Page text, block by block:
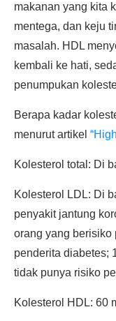
makanan yang kita
mentega, dan keju
masalah. HDL
kembali ke hati,
penumpukan
Berapa kadar
menurut artikel
Kolesterol total: Di
Kolesterol LDL: Di
penyakit jantung
orang yang berisiko
penderita diabetes;
tidak punya risiko
Kolesterol HDL: 60